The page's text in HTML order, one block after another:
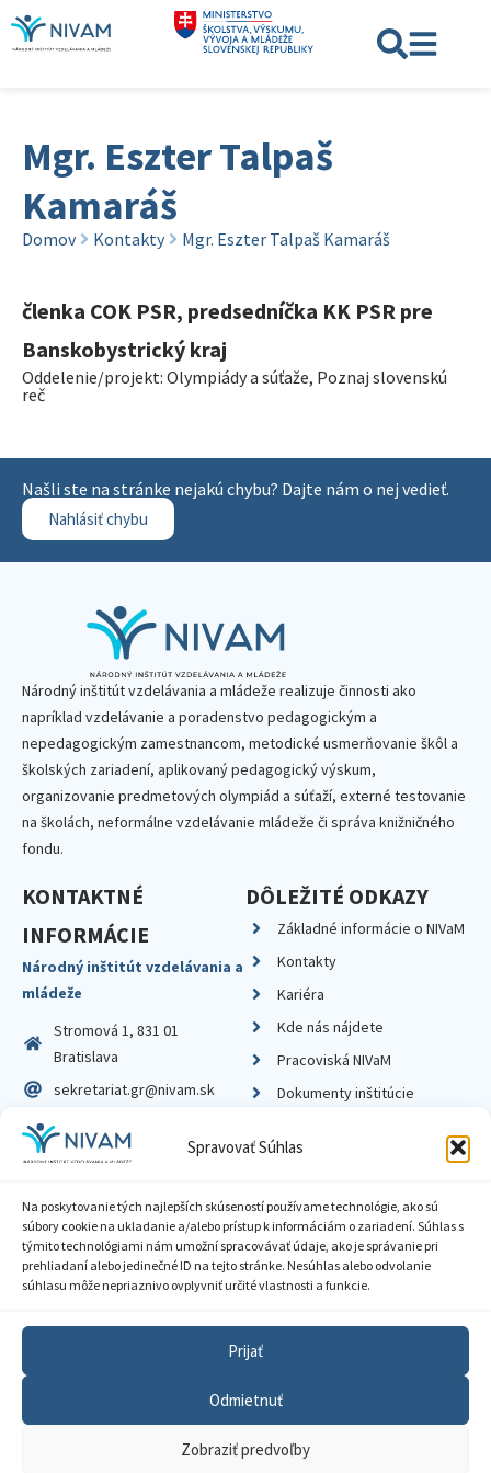
Spravovať Súhlas
Na poskytovanie tých najlepších skúseností používame technológie, ako sú
súbory cookie na ukladanie a/alebo prístup k informáciám o zariadení. Súhlas s
týmito technológiami nám umožní spracovávať údaje, ako je správanie pri
prehliadaní alebo jedinečné ID na tejto stránke. Nesúhlas alebo odvolanie
súhlasu môže nepriaznivo ovplyvniť určité vlastnosti a funkcie.
Prijať
Odmietnuť
Zobraziť predvoľby
Mgr. Eszter Talpaš
Kamaráš
Domov Kontakty Mgr. Eszter Talpaš Kamaráš
členka COK PSR, predsedníčka KK PSR pre
Banskobystrický kraj
Oddelenie/projekt: Olympiády a súťaže, Poznaj slovenskú
reč
Našli ste na stránke nejakú chybu? Dajte nám o nej vedieť.
Nahlásiť chybu
Národný inštitút vzdelávania a mládeže realizuje činnosti ako
napríklad vzdelávanie a poradenstvo pedagogickým a
nepedagogickým zamestnancom, metodické usmerňovanie škôl a
školských zariadení, aplikovaný pedagogický výskum,
organizovanie predmetových olympiád a súťaží, externé testovanie
na školách, neformálne vzdelávanie mládeže či správa knižničného
fondu.
KONTAKTNÉ
INFORMÁCIE
Národný inštitút vzdelávania a
mládeže
Stromová 1, 831 01
Bratislava
sekretariat.gr@nivam.sk
IČO: 00164348
DIČ: 2020798714
DÔLEŽITÉ ODKAZY
Základné informácie o NIVaM
Kontakty
Kariéra
Kde nás nájdete
Pracoviská NIVaM
Dokumenty inštitúcie
Zásady ochrany súkromia
Sprístupnenie informácií
GDPR